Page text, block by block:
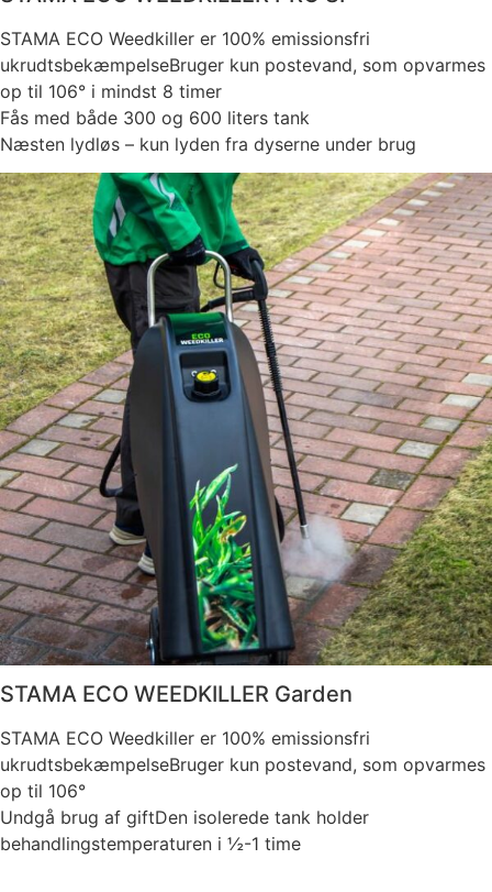
STAMA ECO Weedkiller er 100% emissionsfri
ukrudtsbekæmpelseBruger kun postevand, som opvarmes
op til 106° i mindst 8 timer
Fås med både 300 og 600 liters tank
Næsten lydløs – kun lyden fra dyserne under brug
STAMA ECO WEEDKILLER Garden
STAMA ECO Weedkiller er 100% emissionsfri
ukrudtsbekæmpelseBruger kun postevand, som opvarmes
op til 106°
Undgå brug af giftDen isolerede tank holder
behandlingstemperaturen i ½-1 time